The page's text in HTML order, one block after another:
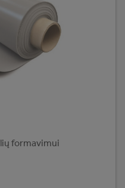
formavimui